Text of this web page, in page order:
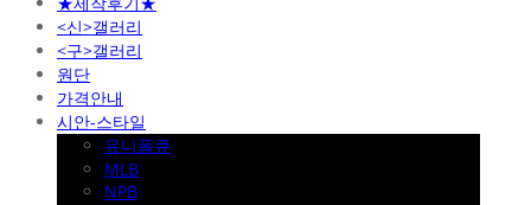
<신>갤러리
<구>갤러리
원단
가격안내
시안-스타일
유니폼큐
MLB
NPB